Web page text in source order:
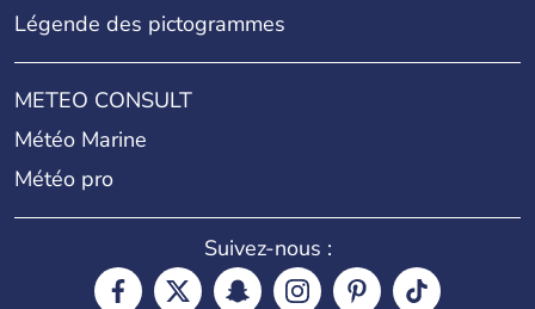
Légende des pictogrammes
METEO CONSULT
Météo Marine
Météo pro
Suivez-nous :